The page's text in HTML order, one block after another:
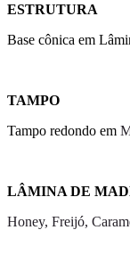
ESTRUTURA
Base cônica em
TAMPO
Tampo redondo em
LÂMINA DE
Honey, Freijó,